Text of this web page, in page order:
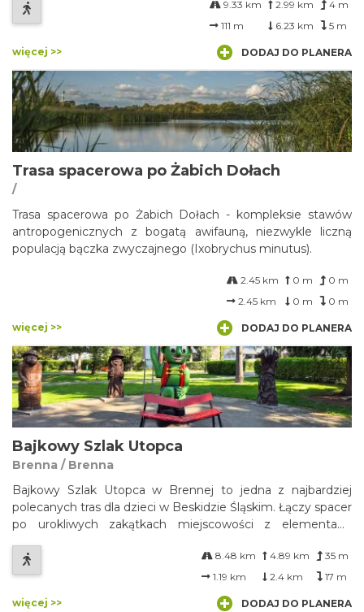
pieszo.
9.33 km 2.99 km
4 m
111 m
6.23 km 5 m
więcej >> DODAJ DO PLANERA
Trasa spacerowa po Żabich Dołach
/
Trasa spacerowa po Żabich Dołach - kompleksie stawów
antropogenicznych z bogatą awifauną, niezwykle liczną
populacją bączka zwyczajnego (Ixobrychus minutus).
2.45 km 0 m
0 m
2.45 km
0 m 0 m
więcej >> DODAJ DO PLANERA
Bajkowy Szlak Utopca
Brenna / Brenna
Bajkowy Szlak Utopca w Brennej to jedna z najbardziej
polecanych tras dla dzieci w Beskidzie Śląskim. Łączy spacer
po urokliwych zakątkach miejscowości z elementami
8.48 km 4.89 km
35 m
1.19 km
2.4 km 17 m
więcej >> DODAJ DO PLANERA